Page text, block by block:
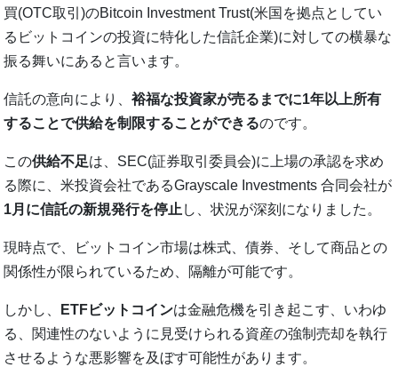
買(OTC取引)のBitcoin Investment Trust(米国を拠点としてい
るビットコインの投資に特化した信託企業)に対しての横暴な
振る舞いにあると言います。
信託の意向により、裕福な投資家が売るまでに1年以上所有
することで供給を制限することができるのです。
この供給不足は、SEC(証券取引委員会)に上場の承認を求め
る際に、米投資会社であるGrayscale Investments 合同会社が
1月に信託の新規発行を停止 し、状況が深刻になりました。
現時点で、ビットコイン市場は株式、債券、そして商品との
関係性が限られているため、隔離が可能です。
しかし、 ETFビットコインは金融危機を引き起こす、いわゆ
る、関連性のないように見受けられる資産の強制売却を執行
させるような悪影響を及ぼす可能性があります。